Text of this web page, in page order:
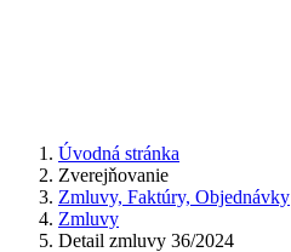
Úvodná stránka
Zverejňovanie
Zmluvy, Faktúry, Objednávky
Zmluvy
Detail zmluvy 36/2024